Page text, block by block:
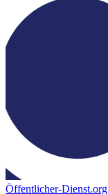
Öffentlicher-Dienst.org